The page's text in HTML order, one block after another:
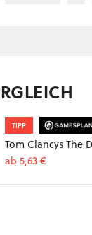
TIPP
Tom Clancys The
ab 5,63 €